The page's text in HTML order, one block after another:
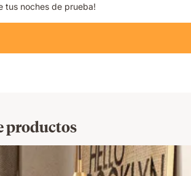
tus noches de prueba!
productos